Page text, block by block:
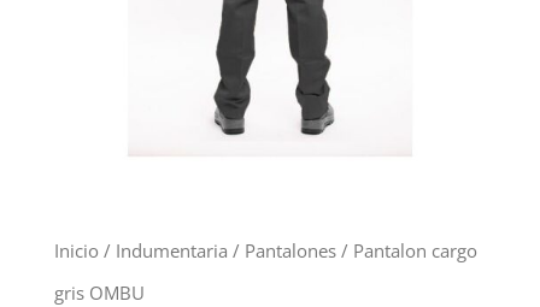
Inicio / Indumentaria / Pantalones/ Pantalon cargo
gris OMBU